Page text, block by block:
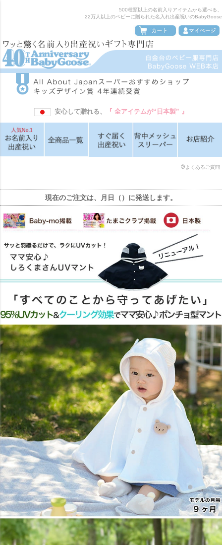
500種類以上の名前入りアイテムから選べる、
22万人以上のベビーに贈られた名入れ出産祝いのBabyGoose
安心して贈れる、 『 全アイテムが“日本製” 』
よくあるご質問
現在のご注文は、 月 日（）に発送します。